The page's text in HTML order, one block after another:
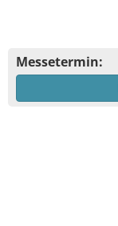
Messetermin: